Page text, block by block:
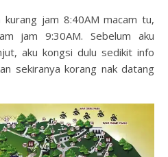
jam 8:40AM macam tu,
jam 9:30AM. Sebelum aku
aku kongsi dulu sedikit info
sekiranya korang nak datang